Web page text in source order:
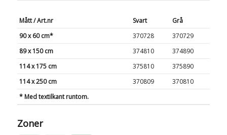
Mått / Art.nr Svart
Grå
90 x 60 cm*
370728
370729
89 x 150 cm
374810
374890
114 x 175 cm
375810
375890
114 x 250 cm
370809
370810
* Med textilkant runtom.
Zoner